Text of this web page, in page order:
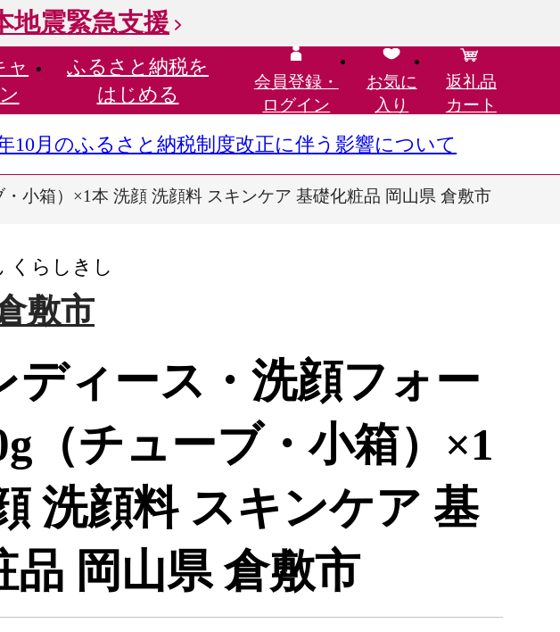
地震緊急支援
ャ
ふるさと納税を
はじめる
会員登録・
ログイン
お気に
入り
返礼品
カート
年10月のふるさと納税制度改正に伴う影響について
小箱）×1本 洗顔 洗顔料 スキンケア 基礎化粧品 岡山県 倉敷市
くらしきし
敷市
ディース・洗顔フォー
（チューブ・小箱）×1
洗顔料 スキンケア 基
品 岡山県 倉敷市